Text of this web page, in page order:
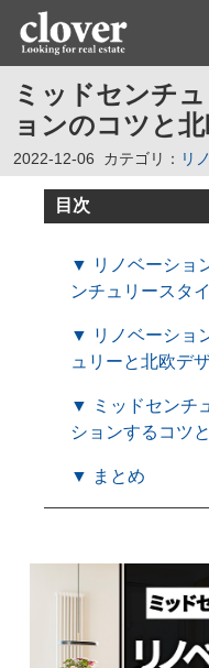
ミッドセンチ
ョンのコツと
2022-12-06 カテゴリ： リ
目次
▼ リノベーショ
ンチュリースタ
▼ リノベーショ
ュリーと北欧デ
▼ ミッドセンチ
ションするコツ
▼ まとめ